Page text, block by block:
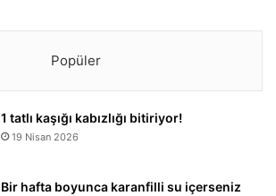
Popüler
1 tatlı kaşığı kabızlığı bitiriyor!
19 Nisan 2026
Bir hafta boyunca karanfilli su içerseniz